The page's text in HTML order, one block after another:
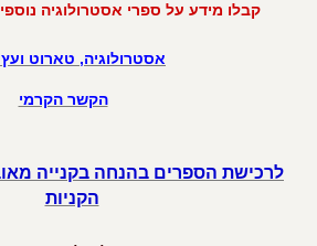
קבלו מידע על ספרי אסטרולוגיה
אסטרולוגיה, טארוט
הקשר הקרמי
לרכישת הספרים בהנחה בקנייה
הקניות